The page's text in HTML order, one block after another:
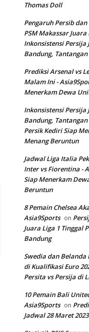
Thomas Doll
Pengaruh Persib
PSM Makassar
Inkonsistensi Persija
Bandung,
Prediksi Arsenal vs
Malam Ini -
Menerkam Dewa
Inkonsistensi Persija
Bandung,
Persik Kediri Siap
Menang Beruntun
Jadwal Liga Italia
Inter vs Fiorentina -
Siap Menerkam
Beruntun
8 Pemain Chelsea
Asia9Sports on
Juara Liga 1 Tinggal
Bandung
Swedia dan Belanda
di Kualifikasi Euro
Persita vs Persija di
10 Pemain Bali
Asia9Sports on
Jadwal 28 Maret 2023